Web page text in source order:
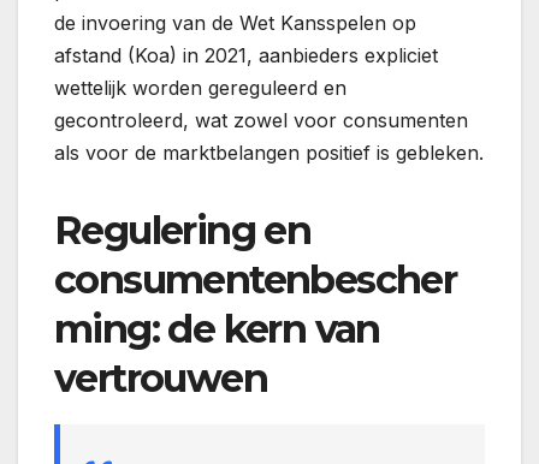
de invoering van de Wet Kansspelen op
afstand (Koa) in 2021, aanbieders expliciet
wettelijk worden gereguleerd en
gecontroleerd, wat zowel voor consumenten
als voor de marktbelangen positief is gebleken.
Regulering en
consumentenbescher
ming: de kern van
vertrouwen